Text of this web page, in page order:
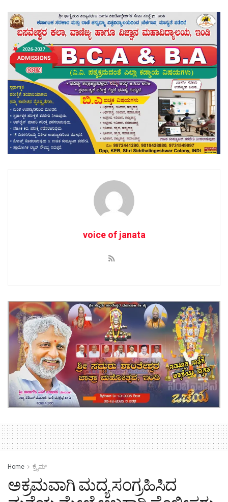
voice of janata
Home ಕ್ರೈಮ್‌
ಅಕ್ರಮವಾಗಿ ಮದ್ಯ ಸಂಗ್ರಹಿಸಿದ